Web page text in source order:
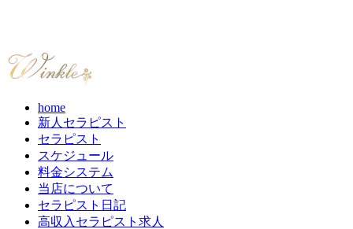
home
新人セラピスト
セラピスト
スケジュール
料金システム
当店について
セラピスト日記
高収入セラピスト求人